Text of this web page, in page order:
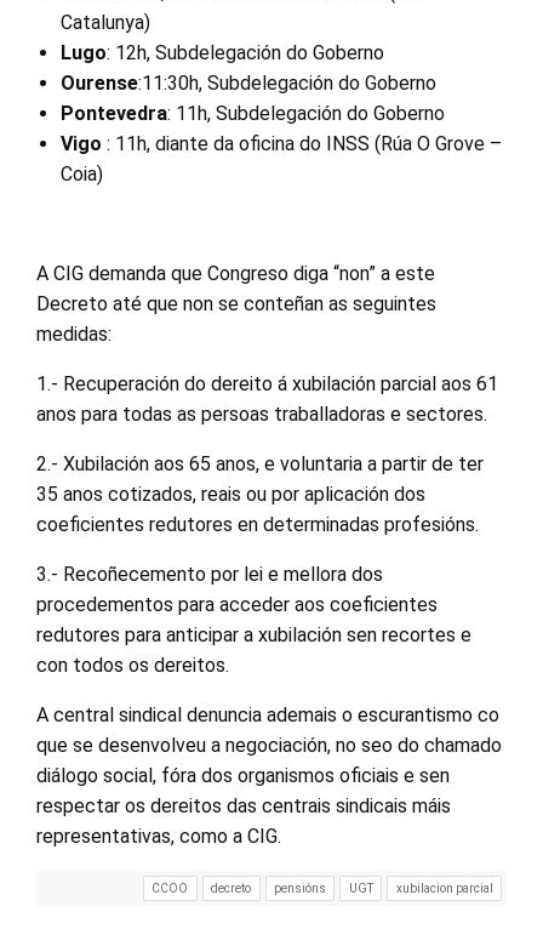
Catalunya)
Lugo: 12h, Subdelegación do Goberno
Ourense:11:30h, Subdelegación do Goberno
Pontevedra: 11h, Subdelegación do Goberno
Vigo : 11h, diante da oficina do INSS (Rúa O Grove –
Coia)
A CIG demanda que Congreso diga “non” a este
Decreto até que non se conteñan as seguintes
medidas:
1.- Recuperación do dereito á xubilación parcial aos 61
anos para todas as persoas traballadoras e sectores.
2.- Xubilación aos 65 anos, e voluntaria a partir de ter
35 anos cotizados, reais ou por aplicación dos
coeficientes redutores en determinadas profesións.
3.- Recoñecemento por lei e mellora dos
procedementos para acceder aos coeficientes
redutores para anticipar a xubilación sen recortes e
con todos os dereitos.
A central sindical denuncia ademais o escurantismo co
que se desenvolveu a negociación, no seo do chamado
diálogo social, fóra dos organismos oficiais e sen
respectar os dereitos das centrais sindicais máis
representativas, como a CIG.
CCOO decreto pensións UGT xubilacion parcial